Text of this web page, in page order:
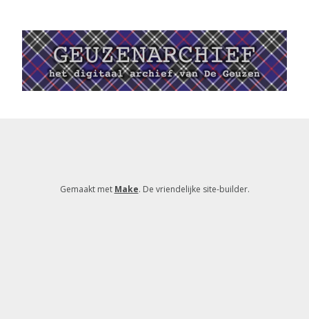
Gemaakt met Make. De vriendelijke site-builder.